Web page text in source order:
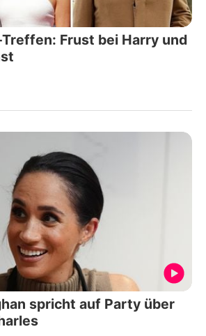
Frust bei Harry und
spricht auf Party über